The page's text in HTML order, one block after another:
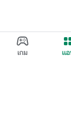
เกม แ